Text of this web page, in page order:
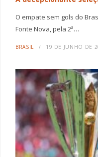
O empate sem gols do
Fonte Nova, pela 2ª…
BRASIL 19 DE JUNHO DE